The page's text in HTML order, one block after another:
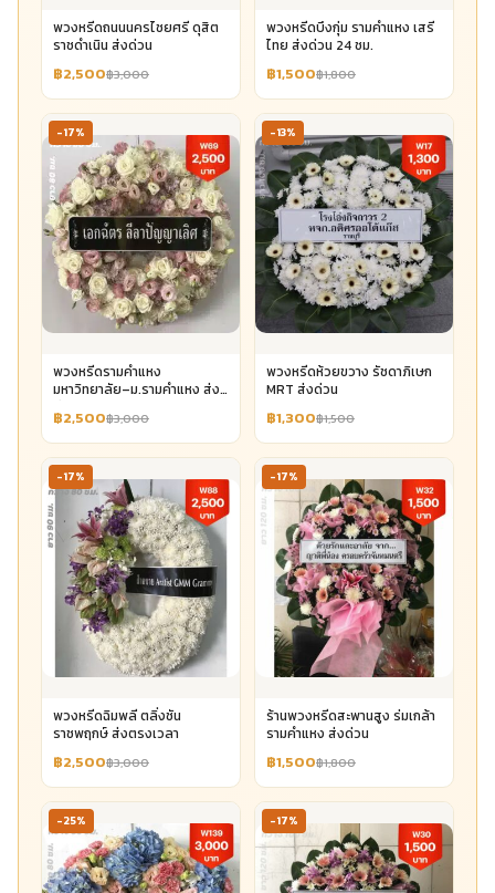
พวงหรีดถนนนครไชยศรี ดุสิต
ราชดำเนิน ส่งด่วน
฿2,500฿3,000
พวงหรีดบึงกุ่ม รามคำแหง เสรี
ไทย ส่งด่วน 24 ชม.
฿1,500฿1,800
-17%
พวงหรีดรามคำแหง
มหาวิทยาลัย–ม.รามคำแหง ส่ง
฿2,500฿3,000
-13%
พวงหรีดห้วยขวาง รัชดาภิเษก
MRT ส่งด่วน
฿1,300฿1,500
-17%
พวงหรีดฉิมพลี ตลิ่งชัน
ราชพฤกษ์ ส่งตรงเวลา
฿2,500฿3,000
-17%
ร้านพวงหรีดสะพานสูง ร่มเกล้า
รามคำแหง ส่งด่วน
฿1,500฿1,800
-25% -17%